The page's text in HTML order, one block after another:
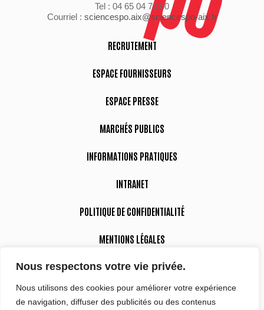
Nous respectons votre vie privée.
Nous utilisons des cookies pour améliorer votre expérience
de navigation, diffuser des publicités ou des contenus
Tel : 04 65 04 70 00
Courriel : sciencespo.aix@sciencespo-aix.fr
RECRUTEMENT
ESPACE FOURNISSEURS
ESPACE PRESSE
MARCHÉS PUBLICS
INFORMATIONS PRATIQUES
INTRANET
POLITIQUE DE CONFIDENTIALITÉ
MENTIONS LÉGALES
DÉCLARATION D’ACCESSIBILITÉ